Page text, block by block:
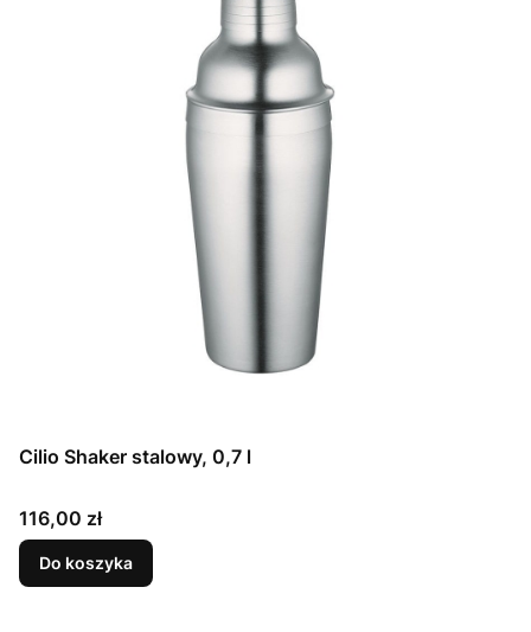
Cilio Shaker stalowy, 0,7 l
Cena
116,00 zł
Do koszyka